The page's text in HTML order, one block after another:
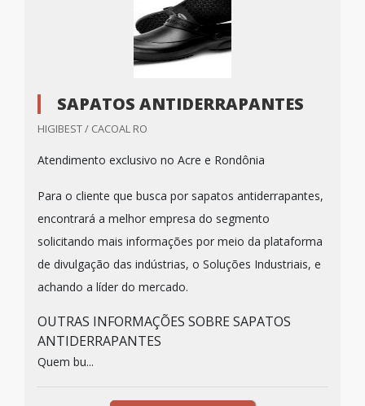
SAPATOS ANTIDERRAPANTES
HIGIBEST / CACOAL RO
Atendimento exclusivo no Acre e Rondônia
Para o cliente que busca por sapatos antiderrapantes,
encontrará a melhor empresa do segmento
solicitando mais informações por meio da plataforma
de divulgação das indústrias, o Soluções Industriais, e
achando a líder do mercado.
OUTRAS INFORMAÇÕES SOBRE SAPATOS
ANTIDERRAPANTES
Quem bu...